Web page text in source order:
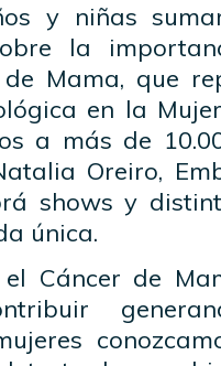
y niñas
la
Mama, que
en la
a más de
Oreiro,
shows y
única.
Cáncer de